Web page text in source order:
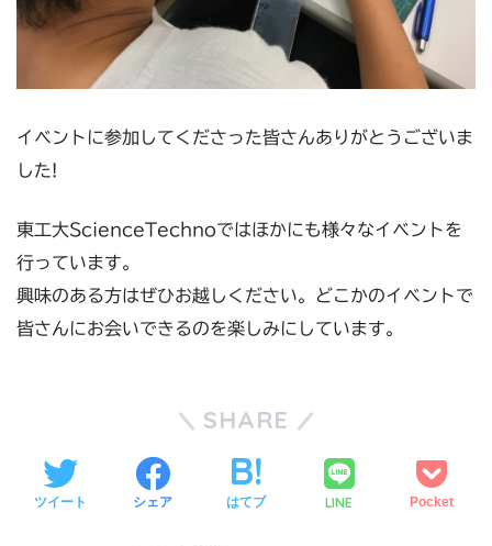
イベントに参加してくださった皆さんありがとうございま
した!
東工大ScienceTechnoではほかにも様々なイベントを
行っています。
興味のある方はぜひお越しください。どこかのイベントで
皆さんにお会いできるのを楽しみにしています。
SHARE
ツイート シェア はてブ LINE Pocket